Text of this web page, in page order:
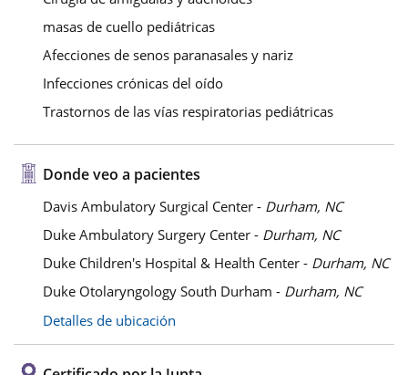
masas de cuello pediátricas
Afecciones de senos paranasales y nariz
Infecciones crónicas del oído
Trastornos de las vías respiratorias pediátricas
Donde veo a pacientes
Davis Ambulatory Surgical Center - Durham, NC
Duke Ambulatory Surgery Center - Durham, NC
Duke Children's Hospital & Health Center - Durham, NC
Duke Otolaryngology South Durham - Durham, NC
Detalles de ubicación